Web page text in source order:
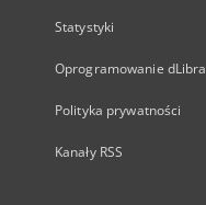
Statystyki
Oprogramowanie dLibra
Polityka prywatności
Kanały RSS